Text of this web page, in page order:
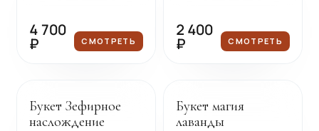
4 700
₽ СМОТРЕТЬ
2 400
₽ СМОТРЕТЬ
Букет Зефирное
наслождение
Букет магия
лаванды